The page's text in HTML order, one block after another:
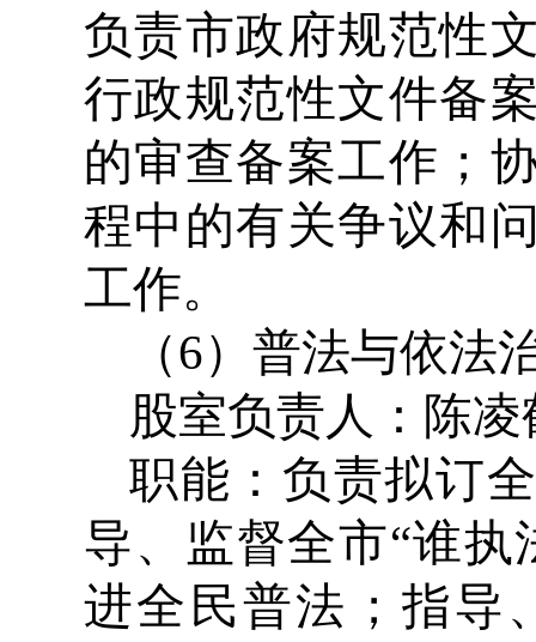
负责市政府规范性
行政规范性文件备
的审查备案工作；
程中的有关争议和
工作。
（6）普法与依法
股室负责人：陈
职能：负责拟订
导、监督全市“谁
进全民普法；指导